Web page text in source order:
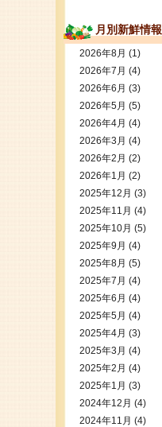
月別新鮮情報
2026年8月 (1)
2026年7月 (4)
2026年6月 (3)
2026年5月 (5)
2026年4月 (4)
2026年3月 (4)
2026年2月 (2)
2026年1月 (2)
2025年12月 (3)
2025年11月 (4)
2025年10月 (5)
2025年9月 (4)
2025年8月 (5)
2025年7月 (4)
2025年6月 (4)
2025年5月 (4)
2025年4月 (3)
2025年3月 (4)
2025年2月 (4)
2025年1月 (3)
2024年12月 (4)
2024年11月 (4)